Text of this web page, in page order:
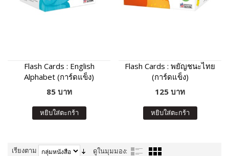
Flash Cards : English
Alphabet (การ์ดแข็ง)
85 บาท
หยิบใส่ตะกร้า
Flash Cards : พยัญชนะไทย
(การ์ดแข็ง)
125 บาท
หยิบใส่ตะกร้า
เรียงตาม
ดูในมุมมอง: